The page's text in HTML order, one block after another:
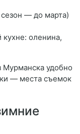
— до марта)
кухне: оленина,
Мурманска удобно
— места съемок